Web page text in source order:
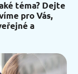
téma? Dejte
pro Vás,
a